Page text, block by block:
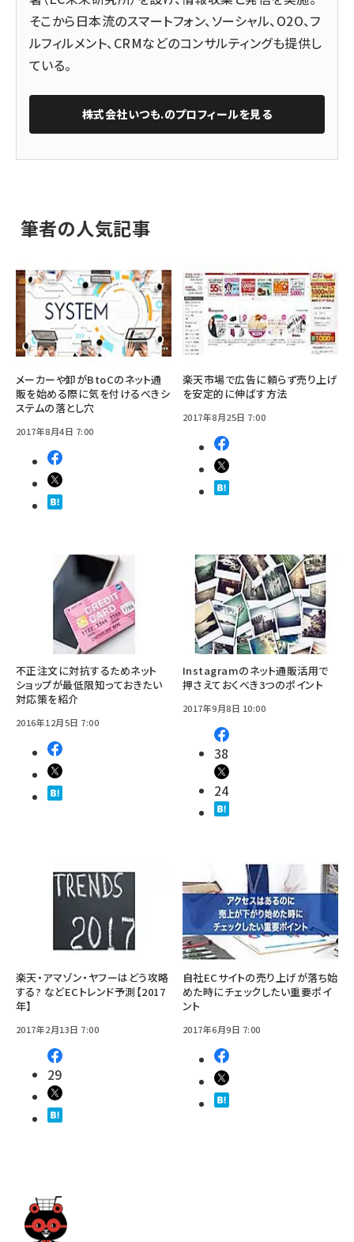
そこから日本流のスマートフォン、ソーシャル、O2O、フ
ルフィルメント、CRMなどのコンサルティングも提供し
ている。
株式会社いつも.のプロフィールを見る
筆者の人気記事
メーカーや卸がBtoCのネット通
販を始める際に気を付けるべきシ
ステムの落とし穴
2017年8月4日 7:00
楽天市場で広告に頼らず売り上げ
を安定的に伸ばす方法
2017年8月25日 7:00
不正注文に対抗するためネット
ショップが最低限知っておきたい
対応策を紹介
2016年12月5日 7:00
Instagramのネット通販活用で
押さえておくべき3つのポイント
2017年9月8日 10:00
38
24
楽天・アマゾン・ヤフーはどう攻略
する? などECトレンド予測【2017
年】
2017年2月13日 7:00
29
自社ECサイトの売り上げが落ち始
めた時にチェックしたい重要ポイ
ント
2017年6月9日 7:00